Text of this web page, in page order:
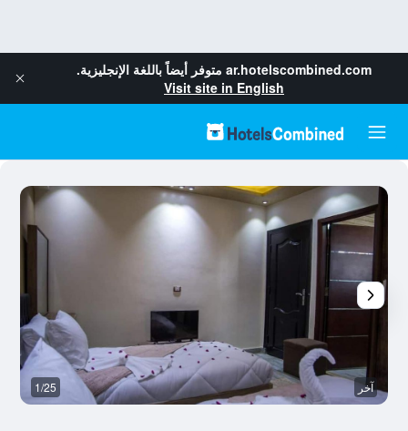
ar.hotelscombined.com متوفر أيضاً باللغة الإنجليزية.
Visit site in English
آخر 1/25